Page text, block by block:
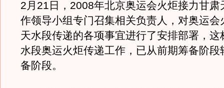
2月21日，2008年北京奥运会火炬接力甘肃
作领导小组专门召集相关负责人，对奥运会
天水段传递的各项事宜进行了安排部署，这
水段奥运火炬传递工作，已从前期筹备阶段
备阶段。